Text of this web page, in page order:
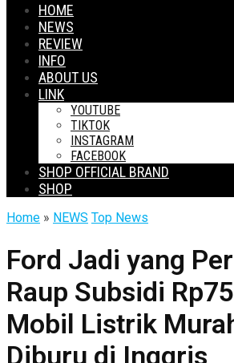
HOME
NEWS
REVIEW
INFO
ABOUT US
LINK
YOUTUBE
TIKTOK
INSTAGRAM
FACEBOOK
SHOP OFFICIAL BRAND
SHOP
Home » NEWS Top News
Ford Jadi yang
Raup Subsidi
Mobil Listrik
Diburu di Inggris